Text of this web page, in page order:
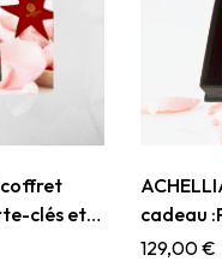
coffret
clés et
cadeau
Porte
129,00€